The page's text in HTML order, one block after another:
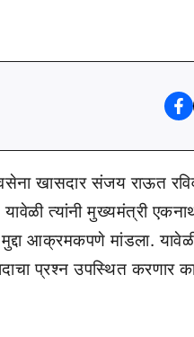
खासदार संजय राऊत
त्यांनी मुख्यमंत्री
आक्रमकपणे मांडला.
प्रश्न उपस्थित करणार